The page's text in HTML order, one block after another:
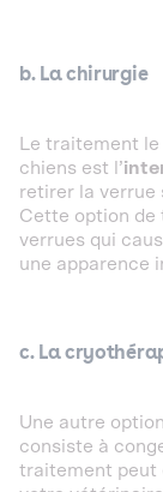
b. La chirurgie
Le traitement le
chiens est l’
retirer la verrue
Cette option de
verrues qui
une apparence
c. La
Une autre
consiste à
traitement peut